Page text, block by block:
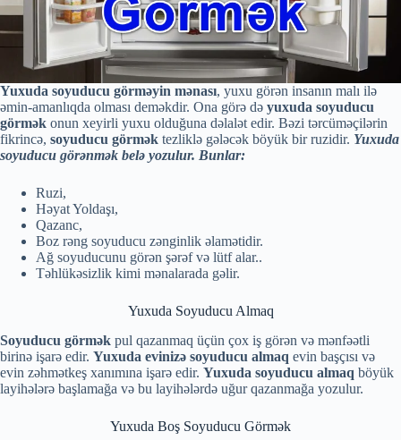
Yuxuda soyuducu görməyin mənası, yuxu görən insanın malı ilə
əmin-amanlıqda olması deməkdir. Ona görə də yuxuda soyuducu
görmək onun xeyirli yuxu olduğuna dəlalət edir. Bəzi tərcüməçilərin
fikrincə, soyuducu görmək tezliklə gələcək böyük bir ruzidir. Yuxuda
soyuducu görənmək belə yozulur. Bunlar:
Ruzi,
Həyat Yoldaşı,
Qazanc,
Boz rəng soyuducu zənginlik əlamətidir.
Ağ soyuducunu görən şərəf və lütf alar..
Təhlükəsizlik kimi mənalarada gəlir.
Yuxuda Soyuducu Almaq
Soyuducu görmək pul qazanmaq üçün çox iş görən və mənfəətli
birinə işarə edir. Yuxuda evinizə soyuducu almaq evin başçısı və
evin zəhmətkeş xanımına işarə edir. Yuxuda soyuducu almaq böyük
layihələrə başlamağa və bu layihələrdə uğur qazanmağa yozulur.
Yuxuda Boş Soyuducu Görmək